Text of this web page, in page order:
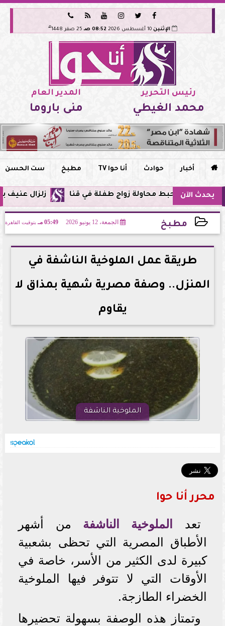






الإثنين 08:52 صـ 25 صفر 1448 هـ
رئيس التحرير
محمد الغيطي
المدير العام
منى باروما
 أخبار حوادث أنا حوا TV مطبخ ست الحسن
يحدث الآن زلزال عنيف بقوة 7 درجات يضرب سواحل الفلبين وحزام النار يهتز من جديد محاولة زواج طفلة في قنا
مطبخ الجمعة، 12 يونيو 2026 05:49 مـ بتوقيت القاهرة
2026-06-12 17:49:43
طريقة عمل الملوخية الناشفة في
المنزل.. وصفة مصرية شهية بمذاق لا
يقاوم
الملوخية الناشفة
محرر أنا حوا
تعد الملوخية الناشفة من أشهر
الأطباق المصرية التي تحظى بشعبية
كبيرة لدى الكثير من الأسر، خاصة في
الأوقات التي لا تتوفر فيها الملوخية
الخضراء الطازجة.
وتمتاز هذه الوصفة بسهولة تحضيرها